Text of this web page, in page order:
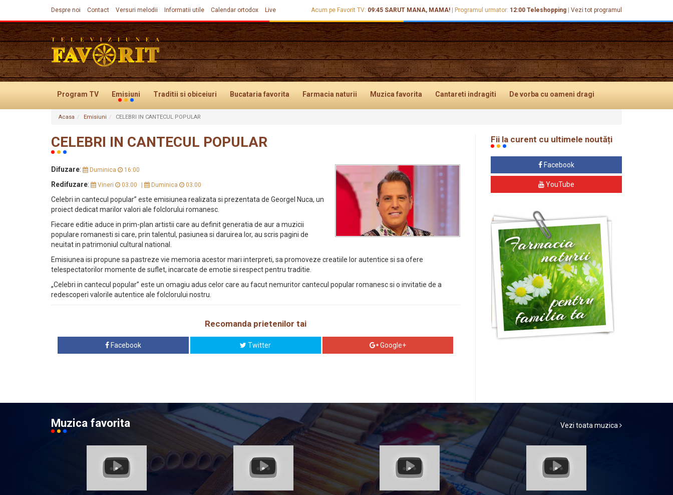
Despre noi Contact Versuri melodii Informatii utile Calendar ortodox Live Acum pe Favorit TV: 09:45 SARUT MANA, MAMA! Programul urmator: 12:00 Teleshopping Vezi tot programul
Program TV Emisiuni Traditii si obiceiuri Bucataria favorita Farmacia naturii Muzica favorita Cantareti indragiti De vorba cu oameni dragi
Evenimente
Acasa Emisiuni CELEBRI IN CANTECUL POPULAR
CELEBRI IN CANTECUL POPULAR
Difuzare: Duminica 16:00
Redifuzare: Vineri 03:00 Duminica 03:00
Celebri in cantecul popular” este emisiunea realizata si prezentata de Georgel Nuca, un
proiect dedicat marilor valori ale folclorului romanesc.
Fiecare editie aduce in prim-plan artistii care au definit generatia de aur a muzicii
populare romanesti si care, prin talentul, pasiunea si daruirea lor, au scris pagini de
neuitat in patrimoniul cultural national.
Emisiunea isi propune sa pastreze vie memoria acestor mari interpreti, sa promoveze creatiile lor autentice si sa ofere
telespectatorilor momente de suflet, incarcate de emotie si respect pentru traditie.
„Celebri in cantecul popular” este un omagiu adus celor care au facut nemuritor cantecul popular romanesc si o invitatie de a
redescoperi valorile autentice ale folclorului nostru.
Recomanda prietenilor tai
Facebook Twitter Google+
Fii la curent cu ultimele noutăți
Facebook
YouTube
Muzica favorita Vezi toata muzica